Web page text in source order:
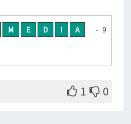
M E D I A
- 9
1 0